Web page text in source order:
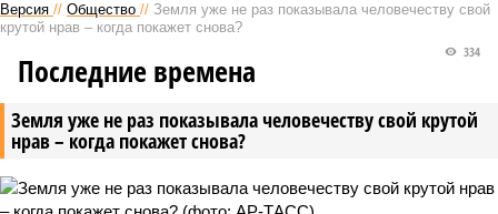
Версия // Общество // Земля уже не раз показывала человечеству свой
крутой нрав – когда покажет снова?
Земля уже не раз показывала человечеству свой крутой
нрав – когда покажет снова?
334
Последние времена